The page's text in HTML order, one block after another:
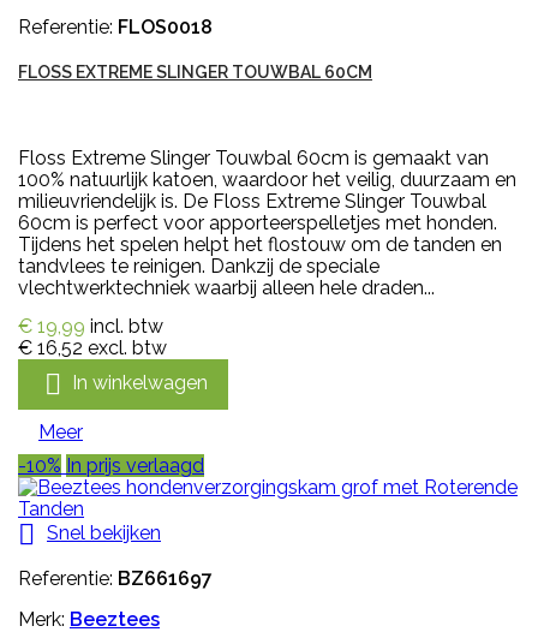
Referentie: FLOS0018
FLOSS EXTREME SLINGER TOUWBAL 60CM
Floss Extreme Slinger Touwbal 60cm is gemaakt van
100% natuurlijk katoen, waardoor het veilig, duurzaam en
milieuvriendelijk is. De Floss Extreme Slinger Touwbal
60cm is perfect voor apporteerspelletjes met honden.
Tijdens het spelen helpt het flostouw om de tanden en
tandvlees te reinigen. Dankzij de speciale
vlechtwerktechniek waarbij alleen hele draden...
€ 19,99 incl. btw
€ 16,52 excl. btw
 In winkelwagen
Meer
-10% In prijs verlaagd
 Snel bekijken
Referentie: BZ661697
Merk: Beeztees